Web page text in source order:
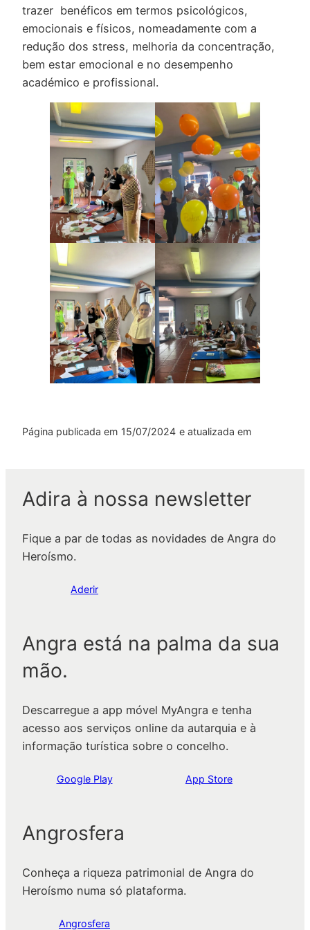
trazer benéficos em termos psicológicos,
emocionais e físicos, nomeadamente com a
redução dos stress, melhoria da concentração,
bem estar emocional e no desempenho
académico e profissional.
Página publicada em 15/07/2024 e atualizada em
Adira à nossa newsletter
Fique a par de todas as novidades de Angra do
Heroísmo.
Aderir
Angra está na palma da sua
mão.
Descarregue a app móvel MyAngra e tenha
acesso aos serviços online da autarquia e à
informação turística sobre o concelho.
Google Play App Store
Angrosfera
Conheça a riqueza patrimonial de Angra do
Heroísmo numa só plataforma.
Angrosfera